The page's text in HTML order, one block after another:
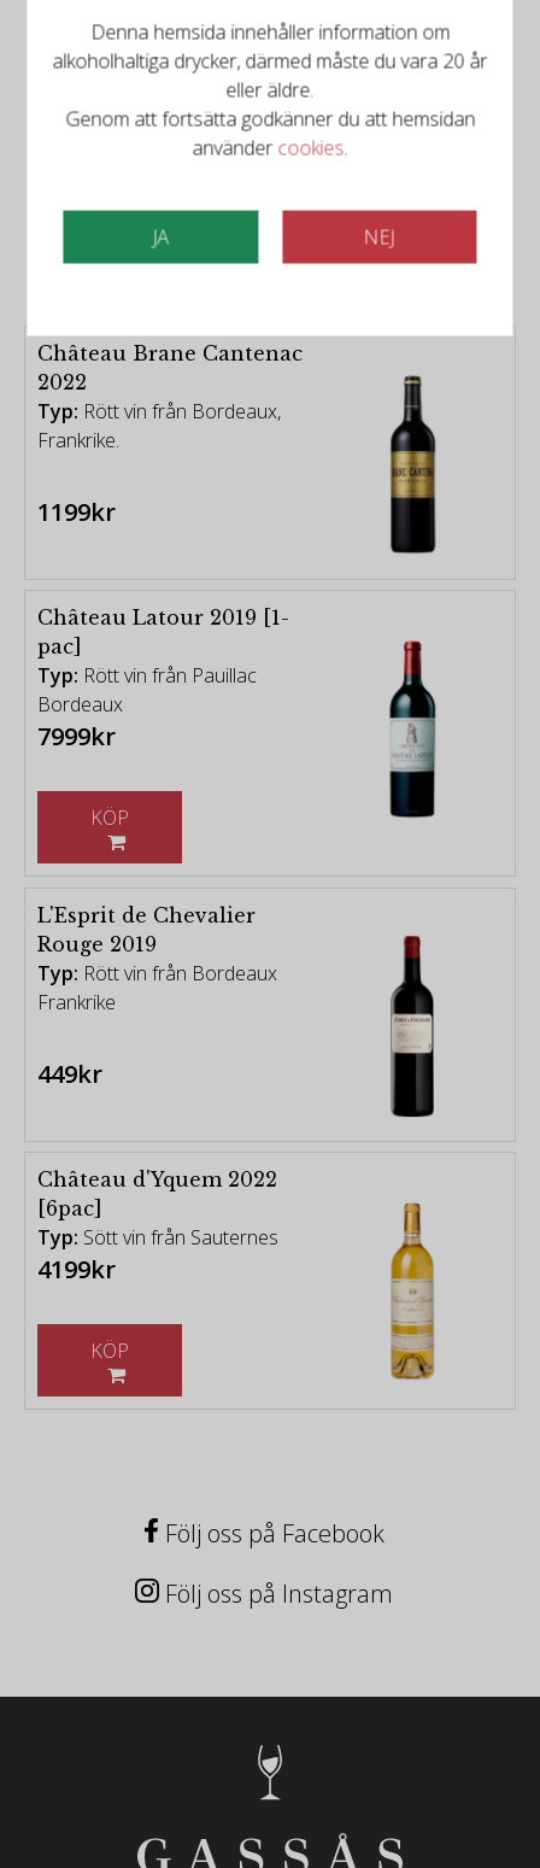
Relaterade produkter
Château Brane Cantenac
2022
Typ: Rött vin från Bordeaux,
Frankrike.
1199kr
Château Latour 2019 [1-
pac]
Typ: Rött vin från Pauillac
Bordeaux
7999kr
L'Esprit de Chevalier
Rouge 2019
Typ: Rött vin från Bordeaux
Frankrike
449kr
Château d'Yquem 2022
[6pac]
Typ: Sött vin från Sauternes
4199kr
Följ oss på Facebook
Följ oss på Instagram
Denna hemsida innehåller information om
alkoholhaltiga drycker, därmed måste du vara 20 år
eller äldre.
Genom att fortsätta godkänner du att hemsidan
användercookies.
JA NEJ